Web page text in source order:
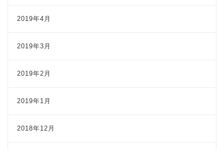
2019年4月
2019年3月
2019年2月
2019年1月
2018年12月